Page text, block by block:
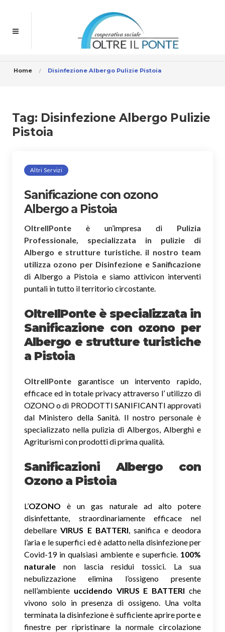
Home Disinfezione Albergo Pulizie Pistoia
Tag: Disinfezione Albergo Pulizie
Pistoia
Altri Servizi
Sanificazione con ozono
Albergo a Pistoia
OltreIlPonte è un’impresa di Pulizia
Professionale, specializzata in pulizie di
Albergo e strutture turistiche. il nostro team
utilizza ozono per Disinfezione e Sanificazione
di Albergo a Pistoia e siamo attivicon interventi
puntali in tutto il territorio circostante.
OltreIlPonte è specializzata in
Sanificazione con ozono per
Albergo e strutture turistiche
a Pistoia
OltreIlPonte garantisce un intervento rapido,
efficace ed in totale privacy attraverso l’ utilizzo di
OZONO o di PRODOTTI SANIFICANTI approvati
dal Ministero della Sanità. Il nostro personale è
specializzato nella pulizia di Albergos, Alberghi e
Agriturismi con prodotti di prima qualità.
Sanificazioni Albergo con
Ozonoa Pistoia
L’OZONO è un gas naturale ad alto potere
disinfettante, straordinariamente efficace nel
debellareVIRUS E BATTERI, sanifica e deodora
l’aria e le superfici ed è adatto nella disinfezione per
Covid-19 in qualsiasi ambiente e superficie. 100%
naturale non lascia residui tossici. La sua
nebulizzazione elimina l’ossigeno presente
nell’ambiente uccidendo VIRUS E BATTERI che
vivono solo in presenza di ossigeno. Una volta
terminata la disinfezione è sufficiente aprire porte e
finestre per ripristinare la normale circolazione